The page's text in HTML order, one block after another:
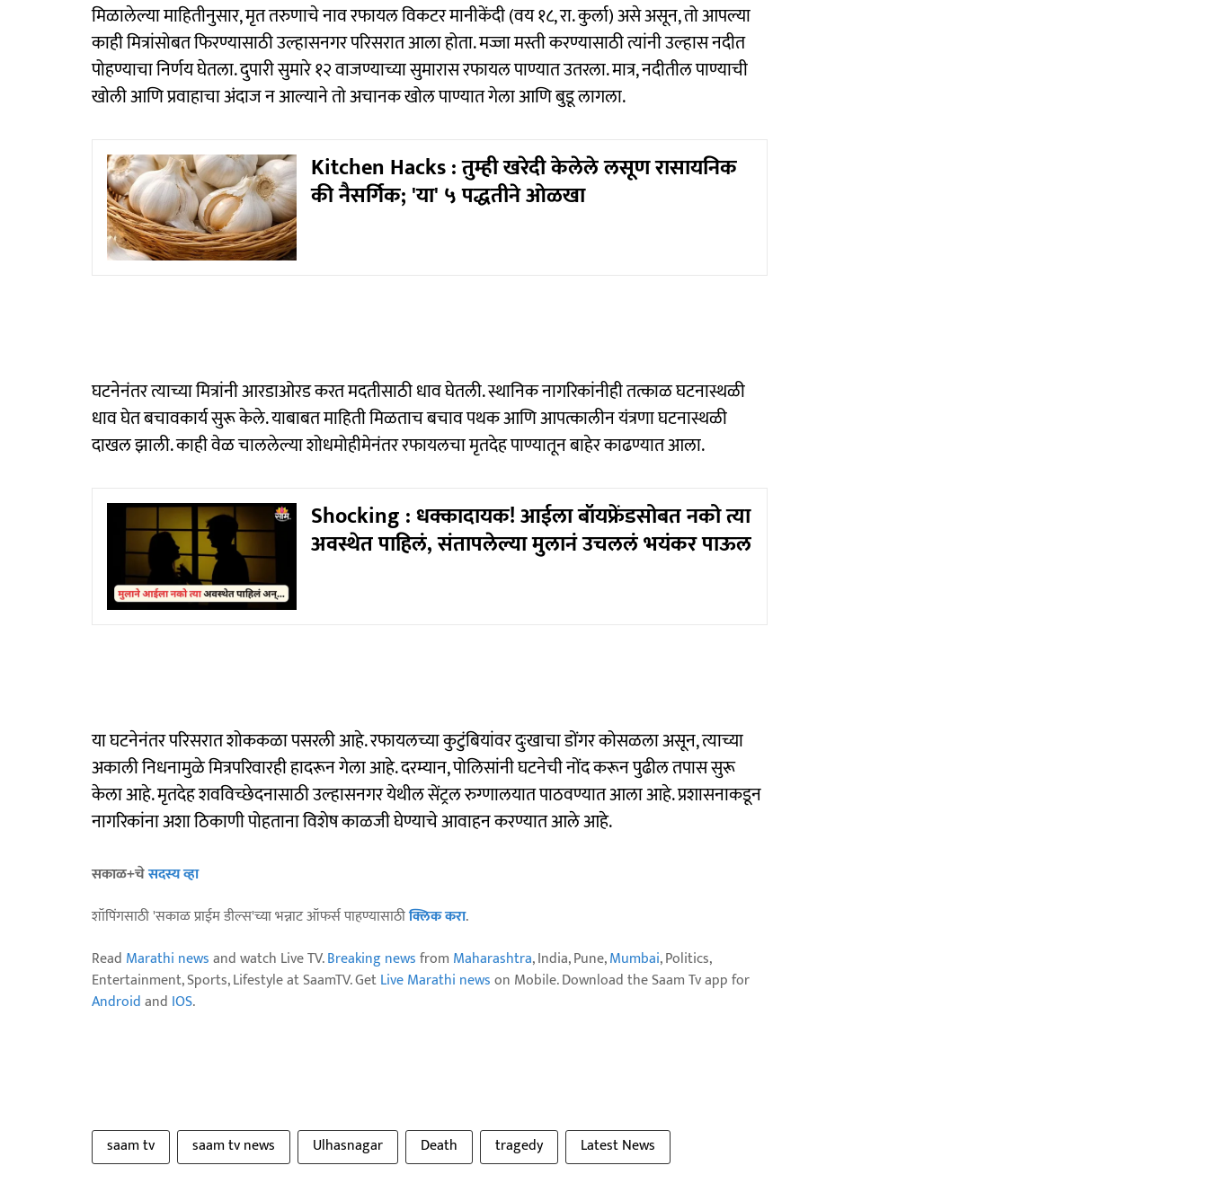
मिळालेल्या माहितीनुसार, मृत तरुणाचे नाव रफायल विकटर मानीकेंदी (वय १८, रा. कुर्ला) असे असून, तो आपल्या
काही मित्रांसोबत फिरण्यासाठी उल्हासनगर परिसरात आला होता. मज्जा मस्ती करण्यासाठी त्यांनी उल्हास नदीत
पोहण्याचा निर्णय घेतला. दुपारी सुमारे १२ वाजण्याच्या सुमारास रफायल पाण्यात उतरला. मात्र, नदीतील पाण्याची
खोली आणि प्रवाहाचा अंदाज न आल्याने तो अचानक खोल पाण्यात गेला आणि बुडू लागला.
Kitchen Hacks : तुम्ही खरेदी केलेले लसूण रासायनिक
की नैसर्गिक; 'या' ५ पद्धतीने ओळखा
घटनेनंतर त्याच्या मित्रांनी आरडाओरड करत मदतीसाठी धाव घेतली. स्थानिक नागरिकांनीही तत्काळ घटनास्थळी
धाव घेत बचावकार्य सुरू केले. याबाबत माहिती मिळताच बचाव पथक आणि आपत्कालीन यंत्रणा घटनास्थळी
दाखल झाली. काही वेळ चाललेल्या शोधमोहीमेनंतर रफायलचा मृतदेह पाण्यातून बाहेर काढण्यात आला.
Shocking : धक्कादायक! आईला बॉयफ्रेंडसोबत नको त्या
अवस्थेत पाहिलं, संतापलेल्या मुलानं उचललं भयंकर पाऊल
या घटनेनंतर परिसरात शोककळा पसरली आहे. रफायलच्या कुटुंबियांवर दुःखाचा डोंगर कोसळला असून, त्याच्या
अकाली निधनामुळे मित्रपरिवारही हादरून गेला आहे. दरम्यान, पोलिसांनी घटनेची नोंद करून पुढील तपास सुरू
केला आहे. मृतदेह शवविच्छेदनासाठी उल्हासनगर येथील सेंट्रल रुग्णालयात पाठवण्यात आला आहे. प्रशासनाकडून
नागरिकांना अशा ठिकाणी पोहताना विशेष काळजी घेण्याचे आवाहन करण्यात आले आहे.
सकाळ+चेसदस्य व्हा
शॉपिंगसाठी 'सकाळ प्राईम डील्स'च्या भन्नाट ऑफर्स पाहण्यासाठीक्लिक करा.
Read Marathi newsand watch Live TV.Breaking newsfrom Maharashtra, India, Pune,Mumbai, Politics,
Entertainment, Sports, Lifestyle at SaamTV. GetLive Marathi newson Mobile. Download the Saam Tv app for
Androidand IOS.
saam tv saam tv news Ulhasnagar Death tragedy Latest News